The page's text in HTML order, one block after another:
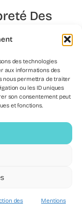
des technologies
aux informations des
nous permettra de traiter
ou les ID uniques
son consentement peut
et fonctions.
des Mentions
Des
de protection des